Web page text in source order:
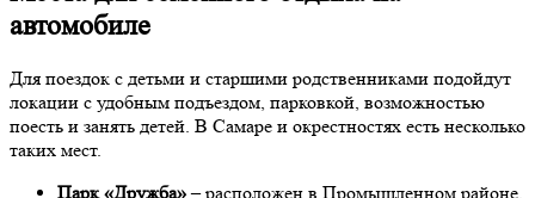
автомобиле
Для поездок с детьми и старшими родственниками подойдут
локации с удобным подъездом, парковкой, возможностью
поесть и занять детей. В Самаре и окрестностях есть несколько
таких мест.
Парк «Дружба»– расположен в Промышленном районе,